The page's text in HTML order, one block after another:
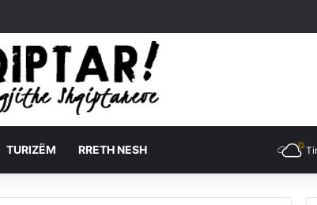
TURIZËM RRETH NESH